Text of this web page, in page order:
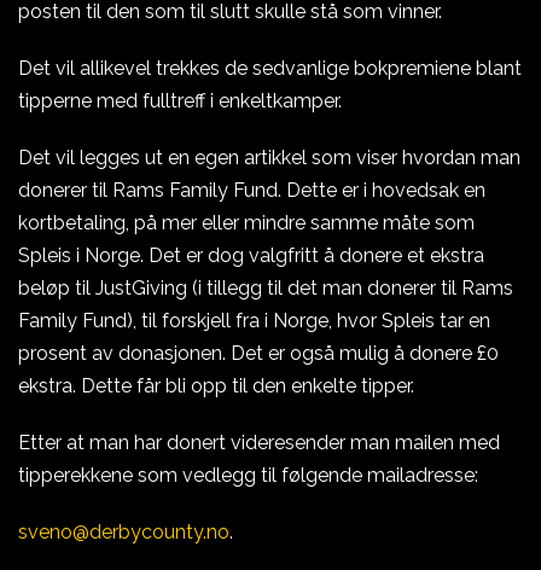
posten til den som til slutt skulle stå som vinner.
Det vil allikevel trekkes de sedvanlige bokpremiene blant
tipperne med fulltreff i enkeltkamper.
Det vil legges ut en egen artikkel som viser hvordan man
donerer til Rams Family Fund. Dette er i hovedsak en
kortbetaling, på mer eller mindre samme måte som
Spleis i Norge. Det er dog valgfritt å donere et ekstra
beløp til JustGiving (i tillegg til det man donerer til Rams
Family Fund), til forskjell fra i Norge, hvor Spleis tar en
prosent av donasjonen. Det er også mulig å donere £0
ekstra. Dette får bli opp til den enkelte tipper.
Etter at man har donert videresender man mailen med
tipperekkene som vedlegg til følgende mailadresse:
sveno@derbycounty.no.